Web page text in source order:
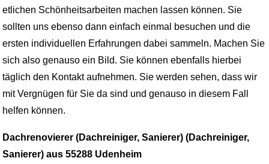
etlichen Schönheitsarbeiten machen lassen können. Sie
sollten uns ebenso dann einfach einmal besuchen und die
ersten individuellen Erfahrungen dabei sammeln. Machen Sie
sich also genauso ein Bild. Sie können ebenfalls hierbei
täglich den Kontakt aufnehmen. Sie werden sehen, dass wir
mit Vergnügen für Sie da sind und genauso in diesem Fall
helfen können.
Dachrenovierer (Dachreiniger, Sanierer) (Dachreiniger,
Sanierer) aus 55288 Udenheim